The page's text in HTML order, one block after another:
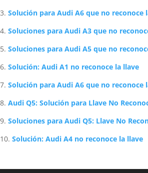
Solución para Audi A6 que no reconoce
Soluciones para Audi A3 que no
Soluciones para Audi A5 que no
Solución: Audi A1 no reconoce la llave
Solución para Audi A6 que no reconoce
Audi Q5: Solución para Llave No
Soluciones para Audi Q5: Llave No
Solución: Audi A4 no reconoce la llave